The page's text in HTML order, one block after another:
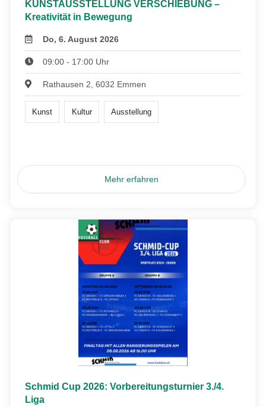
KUNSTAUSSTELLUNG VERSCHIEBUNG –
Kreativität in Bewegung
Do, 6. August 2026
09:00 - 17:00 Uhr
Rathausen 2, 6032 Emmen
Kunst Kultur Ausstellung
Mehr erfahren
Schmid Cup 2026: Vorbereitungsturnier 3./4.
Liga